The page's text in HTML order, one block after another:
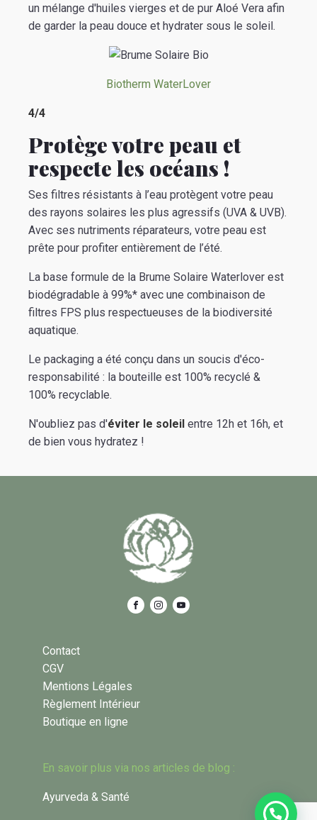
un mélange d'huiles vierges et de pur Aloé Vera afin
de garder la peau douce et hydrater sous le soleil.
Biotherm WaterLover
4/4
Protège votre peau et
respecte les océans !
Ses filtres résistants à l’eau protègent votre peau
des rayons solaires les plus agressifs (UVA & UVB).
Avec ses nutriments réparateurs, votre peau est
prête pour profiter entièrement de l’été.
La base formule de la Brume Solaire Waterlover est
biodégradable à 99%* avec une combinaison de
filtres FPS plus respectueuses de la biodiversité
aquatique.
Le packaging a été conçu dans un soucis d'éco-
responsabilité : la bouteille est 100% recyclé &
100% recyclable.
N'oubliez pas d'éviter le soleil entre 12h et 16h, et
de bien vous hydratez !
Contact
CGV
Mentions Légales
Règlement Intérieur
Boutique en ligne
En savoir plus via nos articles de blog :
Ayurveda & Santé